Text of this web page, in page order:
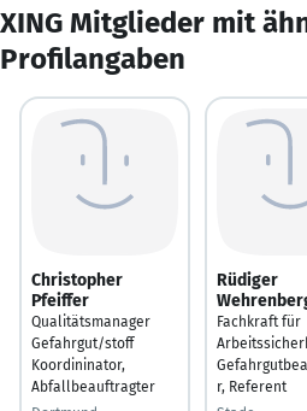
XING Mitglieder mit
Profilangaben
Christopher
Pfeiffer
Qualitätsmanager
Gefahrgut/stoff
Koordininator,
Abfallbeauftragter
Rüdiger
Fachkraft für
r, Referent